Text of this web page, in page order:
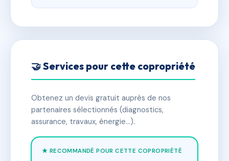
🤝 Services pour cette copropriété
Obtenez un devis gratuit auprès de nos
partenaires sélectionnés (diagnostics,
assurance, travaux, énergie…).
★ RECOMMANDÉ POUR CETTE COPROPRIÉTÉ